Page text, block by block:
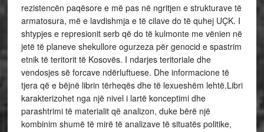
rezistencën paqësore e më pas në ngritjen e strukturave të
armatosura, më e lavdishmja e të cilave do të quhej UÇK. I
shtypjes e represionit serb që do të kulmonte me vënien në
jetë të planeve shekullore ogurzeza për genocid e spastrim
etnik të teritorit të Kosovës. I ndarjes teritoriale dhe
vendosjes së forcave ndërluftuese. Dhe informacione të
tjera që e bëjnë librin tërheqës dhe të lexueshëm lehtë.Libri
karakterizohet nga një nivel i lartë konceptimi dhe
parashtrimi të materialit që analizon, duke bërë një
kombinim shumë të mirë të analizave të situatës politike,